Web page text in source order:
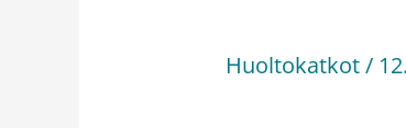
Huoltokatkot/